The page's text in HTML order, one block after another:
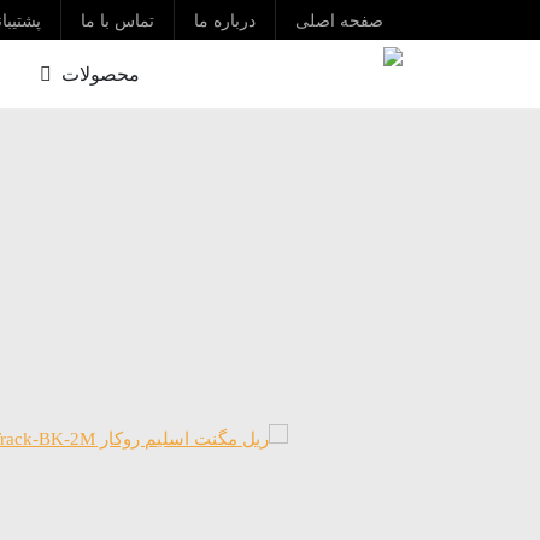
صفحه اصلی درباره ما تماس با ما
محصولات